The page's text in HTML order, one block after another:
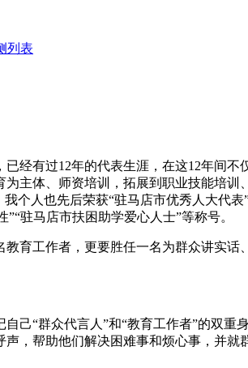
列表
有过12年的代表生涯，在这12年间不
主体、师资培训，拓展到职业技能培
个人也先后荣获“驻马店市优秀人大代
驻马店市扶困助学爱心人士”等称号。
工作者，更要胜任一名为群众讲实话
“群众代言人”和“教育工作者”的双重
，帮助他们解决困难事和烦心事，并